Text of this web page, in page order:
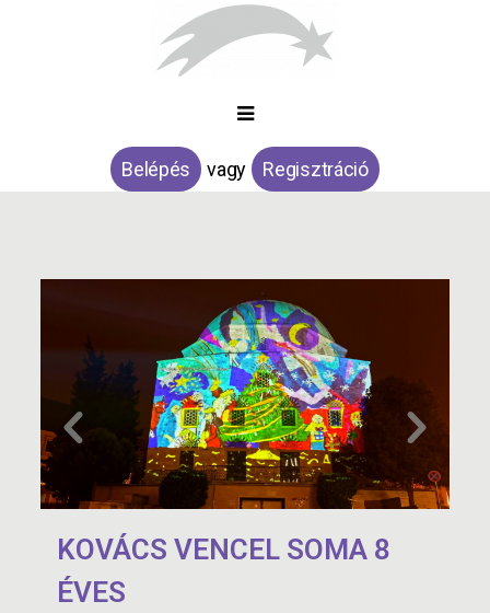
Belépés vagy Regisztráció
KOVÁCS VENCEL SOMA 8
ÉVES